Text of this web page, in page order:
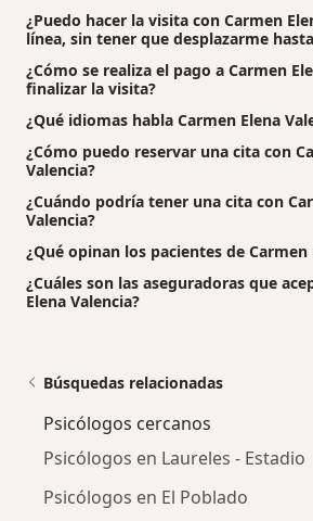
¿Puedo hacer la visita con Carmen
línea, sin tener que desplazarme
¿Cómo se realiza el pago a Carmen
finalizar la visita?
¿Qué idiomas habla Carmen Elena
¿Cómo puedo reservar una cita con
Valencia?
¿Cuándo podría tener una cita con
Valencia?
¿Qué opinan los pacientes de Carmen
¿Cuáles son las aseguradoras que
Elena Valencia?
Búsquedas relacionadas
Psicólogos cercanos
Psicólogos en Laureles - Estadio
Psicólogos en El Poblado